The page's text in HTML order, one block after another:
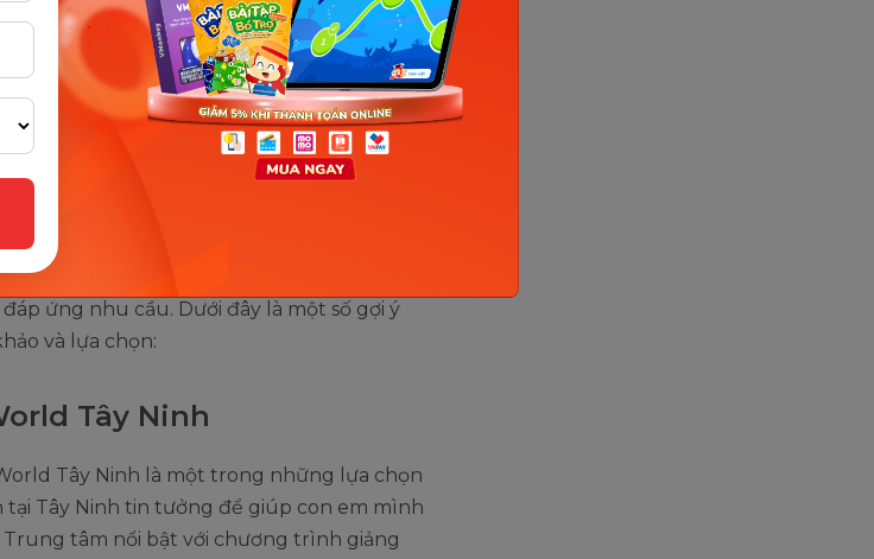
tâm uy tín, chuyên nghiệp (Ảnh: Sưu tầm internet)
tiếng Anh Tây Ninh cho
khu vực Tây Ninh, có không ít trung tâm
ứng nhu cầu. Dưới đây là một số gợi ý
và lựa chọn:
Tây Ninh
Tây Ninh là một trong những lựa chọn
Tây Ninh tin tưởng để giúp con em mình
tâm nổi bật với chương trình giảng